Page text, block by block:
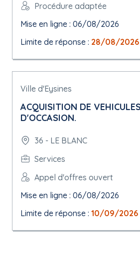
Procédure adaptée
Mise en ligne : 06/08/2026
Limite de réponse : 28/08/2026
Ville d'Eysines
ACQUISITION DE
D'OCCASION.
36 - LE BLANC
Services
Appel d'offres ouvert
Mise en ligne : 06/08/2026
Limite de réponse : 10/09/2026